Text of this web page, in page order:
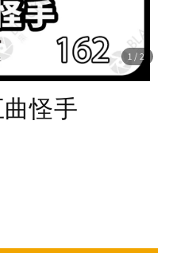
1 /2
曲怪手